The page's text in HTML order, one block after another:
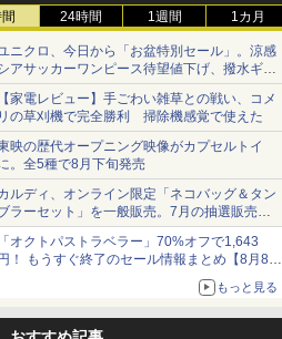
24時間 1週間 1カ月
ニクロ、今日から「お盆特別セール」。涼感
アサッカーワンピース待望値下げ、撥水ギア
ョーツは1990円に
家電レビュー】手ごわい雑草との戦い、コメ
の草刈機で完全勝利 掃除機感覚で使えた
映の歴代オープニング映像がカプセルトイ
。全5種で8月下旬発売
ルディ、オンライン限定「ネコバッグ＆タン
ラーセット」を一般販売。7月の抽選販売の
選無効分
オクトパストラベラー」70%オフで1,643
！ もうすぐ終了のセール情報まとめ【8月8日
ンテンドーeショップでは「大神 絶景版」が
もっと見る